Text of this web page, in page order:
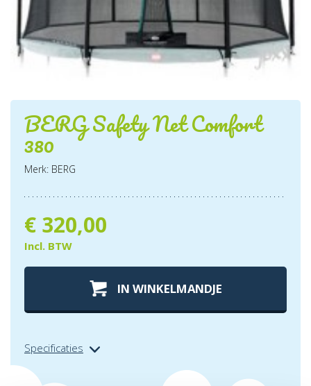
BERG Safety Net Comfort
380
Merk: BERG
€ 320,00
Incl. BTW
IN WINKELMANDJE
Specificaties